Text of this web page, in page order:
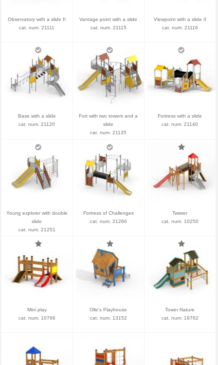
Lars Laj on Facebook
Observatory with a slide II
cat. num. 21111
Vantage point with a slide
cat. num. 21115
Viewpoint with a slide II
cat. num. 21116
Base with a slide
cat. num. 21120
Fort with two towers and a
slide
cat. num. 21135
Fortress with a slide
cat. num. 21140
Young explorer with double
slide
cat. num. 21251
Fortress of Challenges
cat. num. 21266
Twister
cat. num. 10250
Mini play
cat. num. 10766
Olle's Playhouse
cat. num. 13152
Tower Nature
cat. num. 19762